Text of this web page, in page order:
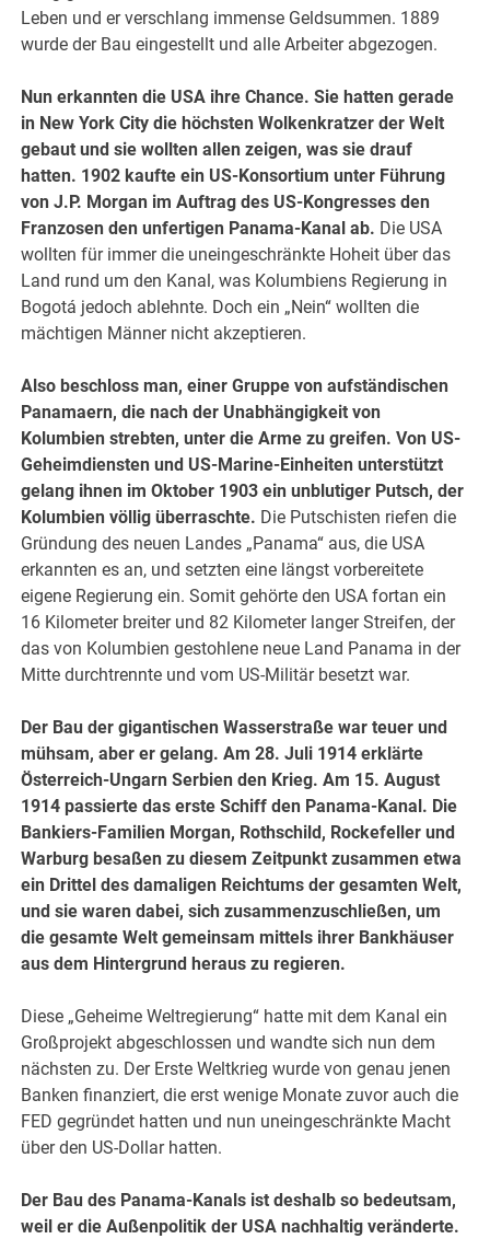
Leben und er verschlang immense Geldsummen. 1889
wurde der Bau eingestellt und alle Arbeiter abgezogen.
Nun erkannten die USA ihre Chance. Sie hatten gerade
in New York City die höchsten Wolkenkratzer der Welt
gebaut und sie wollten allen zeigen, was sie drauf
hatten. 1902 kaufte ein US-Konsortium unter Führung
von J.P. Morgan im Auftrag des US-Kongresses den
Franzosen den unfertigen Panama-Kanal ab. Die USA
wollten für immer die uneingeschränkte Hoheit über das
Land rund um den Kanal, was Kolumbiens Regierung in
Bogotá jedoch ablehnte. Doch ein „Nein“ wollten die
mächtigen Männer nicht akzeptieren.
Also beschloss man, einer Gruppe von aufständischen
Panamaern, die nach der Unabhängigkeit von
Kolumbien strebten, unter die Arme zu greifen. Von US-
Geheimdiensten und US-Marine-Einheiten unterstützt
gelang ihnen im Oktober 1903 ein unblutiger Putsch, der
Kolumbien völlig überraschte. Die Putschisten riefen die
Gründung des neuen Landes „Panama“ aus, die USA
erkannten es an, und setzten eine längst vorbereitete
eigene Regierung ein. Somit gehörte den USA fortan ein
16 Kilometer breiter und 82 Kilometer langer Streifen, der
das von Kolumbien gestohlene neue Land Panama in der
Mitte durchtrennte und vom US-Militär besetzt war.
Der Bau der gigantischen Wasserstraße war teuer und
mühsam, aber er gelang. Am 28. Juli 1914 erklärte
Österreich-Ungarn Serbien den Krieg. Am 15. August
1914 passierte das erste Schiff den Panama-Kanal. Die
Bankiers-Familien Morgan, Rothschild, Rockefeller und
Warburg besaßen zu diesem Zeitpunkt zusammen etwa
ein Drittel des damaligen Reichtums der gesamten Welt,
und sie waren dabei, sich zusammenzuschließen, um
die gesamte Welt gemeinsam mittels ihrer Bankhäuser
aus dem Hintergrund heraus zu regieren.
Diese „Geheime Weltregierung“ hatte mit dem Kanal ein
Großprojekt abgeschlossen und wandte sich nun dem
nächsten zu. Der Erste Weltkrieg wurde von genau jenen
Banken finanziert, die erst wenige Monate zuvor auch die
FED gegründet hatten und nun uneingeschränkte Macht
über den US-Dollar hatten.
Der Bau des Panama-Kanals ist deshalb so bedeutsam,
weil er die Außenpolitik der USA nachhaltig veränderte.